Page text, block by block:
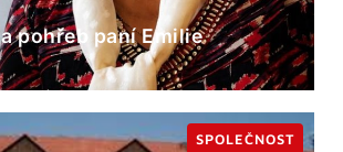
pohřeb paní Emilie
SPOLEČNOST